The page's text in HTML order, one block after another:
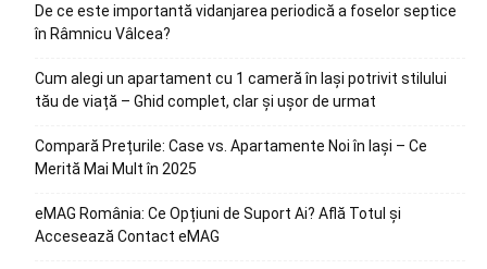
De ce este importantă vidanjarea periodică a foselor septice
în Râmnicu Vâlcea?
Cum alegi un apartament cu 1 cameră în Iași potrivit stilului
tău de viață – Ghid complet, clar și ușor de urmat
Compară Prețurile: Case vs. Apartamente Noi în Iași – Ce
Merită Mai Mult în 2025
eMAG România: Ce Opțiuni de Suport Ai? Află Totul și
Accesează Contact eMAG